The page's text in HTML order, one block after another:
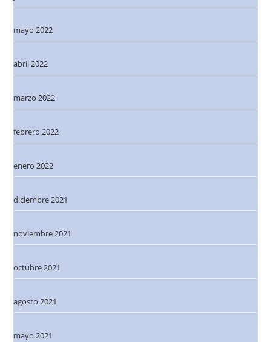
mayo 2022
abril 2022
marzo 2022
febrero 2022
enero 2022
diciembre 2021
noviembre 2021
octubre 2021
agosto 2021
mayo 2021